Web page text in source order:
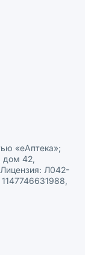
данных
«еАптека»;
дом 42,
Л042-